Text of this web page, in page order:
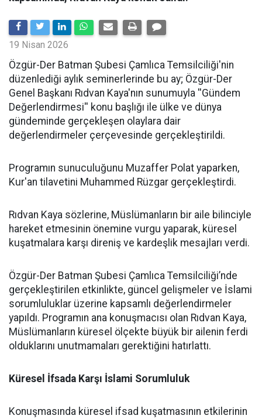
19 Nisan 2026
​Özgür-Der Batman Şubesi Çamlıca Temsilciliği'nin
düzenlediği aylık seminerlerinde bu ay; Özgür-Der
Genel Başkanı Rıdvan Kaya'nın sunumuyla ''Gündem
Değerlendirmesi'' konu başlığı ile ülke ve dünya
gündeminde gerçekleşen olaylara dair
değerlendirmeler çerçevesinde gerçekleştirildi.
Programın sunuculuğunu Muzaffer Polat yaparken,
Kur'an tilavetini Muhammed Rüzgar gerçekleştirdi.
Rıdvan Kaya sözlerine, Müslümanların bir aile bilinciyle
hareket etmesinin önemine vurgu yaparak, küresel
kuşatmalara karşı direniş ve kardeşlik mesajları verdi.
Özgür-Der Batman Şubesi Çamlıca Temsilciliği’nde
gerçekleştirilen etkinlikte, güncel gelişmeler ve İslami
sorumluluklar üzerine kapsamlı değerlendirmeler
yapıldı. Programın ana konuşmacısı olan Rıdvan Kaya,
Müslümanların küresel ölçekte büyük bir ailenin ferdi
olduklarını unutmamaları gerektiğini hatırlattı.
Küresel İfsada Karşı İslami Sorumluluk
Konuşmasında küresel ifsad kuşatmasının etkilerinin